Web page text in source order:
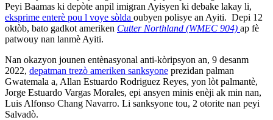
Peyi Baamas ki depòte anpil imigran Ayisyen ki debake lakay li,
eksprime enterè pou l voye sòlda oubyen polisye an Ayiti. Depi 12
oktòb, bato gadkot ameriken Cutter Northland (WMEC 904) ap fè
patwouy nan lanmè Ayiti.
Nan okazyon jounen entènasyonal anti-kòripsyon an, 9 desanm
2022, depatman trezò ameriken sanksyone prezidan palman
Gwatemala a, Allan Estuardo Rodriguez Reyes, yon lòt palmantè,
Jorge Estuardo Vargas Morales, epi ansyen minis enèji ak min nan,
Luis Alfonso Chang Navarro. Li sanksyone tou, 2 otorite nan peyi
Salvadò.